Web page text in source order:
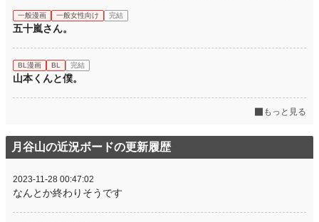
一般漫画 一般女性向け 完結
五十嵐さん。
BL漫画 BL 完結
山本くんと僕。
もっと見る
月谷山の近況ボードの更新履歴
2023-11-28 00:47:02
なんとか終わりそうです